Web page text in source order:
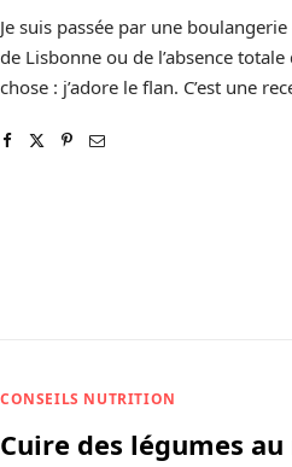
Je suis passée par une
de Lisbonne ou de l’absence
chose : j’adore le flan. C’est une
CONSEILS NUTRITION
Cuire des légumes